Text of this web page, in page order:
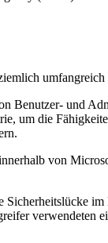
umfangreich
Benutzer- und
um die
von